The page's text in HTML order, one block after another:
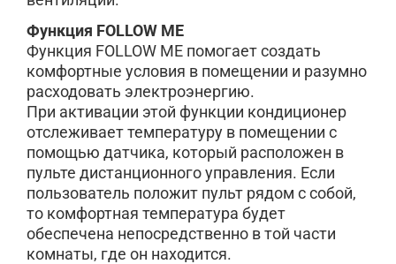
Функция FOLLOW ME
Функция FOLLOW ME помогает создать
комфортные условия в помещении и разумно
расходовать электроэнергию.
При активации этой функции кондиционер
отслеживает температуру в помещении с
помощью датчика, который расположен в
пульте дистанционного управления. Если
пользователь положит пульт рядом с собой,
то комфортная температура будет
обеспечена непосредственно в той части
комнаты, где он находится.